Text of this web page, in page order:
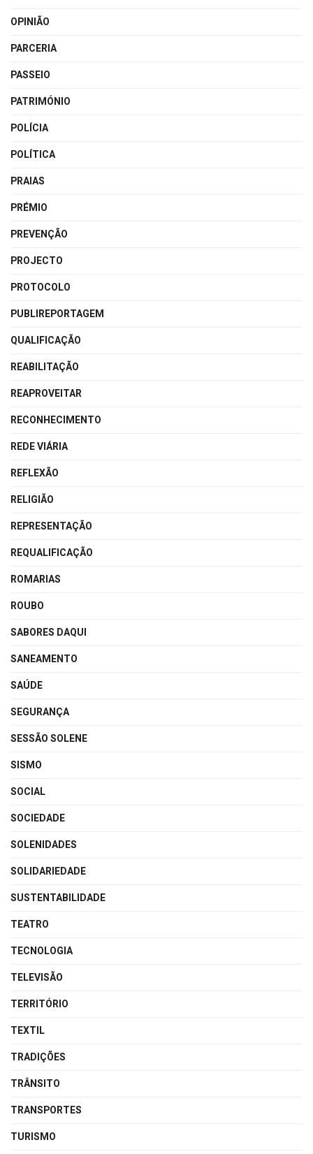
OPINIÃO
PARCERIA
PASSEIO
PATRIMÓNIO
POLÍCIA
POLÍTICA
PRAIAS
PRÉMIO
PREVENÇÃO
PROJECTO
PROTOCOLO
PUBLIREPORTAGEM
QUALIFICAÇÃO
REABILITAÇÃO
REAPROVEITAR
RECONHECIMENTO
REDE VIÁRIA
REFLEXÃO
RELIGIÃO
REPRESENTAÇÃO
REQUALIFICAÇÃO
ROMARIAS
ROUBO
SABORES DAQUI
SANEAMENTO
SAÚDE
SEGURANÇA
SESSÃO SOLENE
SISMO
SOCIAL
SOCIEDADE
SOLENIDADES
SOLIDARIEDADE
SUSTENTABILIDADE
TEATRO
TECNOLOGIA
TELEVISÃO
TERRITÓRIO
TEXTIL
TRADIÇÕES
TRÂNSITO
TRANSPORTES
TURISMO